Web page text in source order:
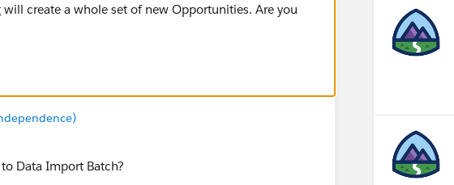
create a whole set of new Opportunities. Are you
Data Import Batch?